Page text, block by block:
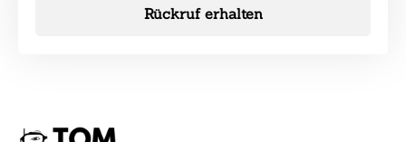
Rückruf erhalten